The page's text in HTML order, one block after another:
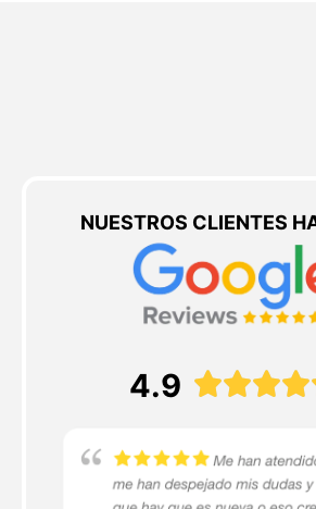
NUESTROS CLIENTES
4.9 